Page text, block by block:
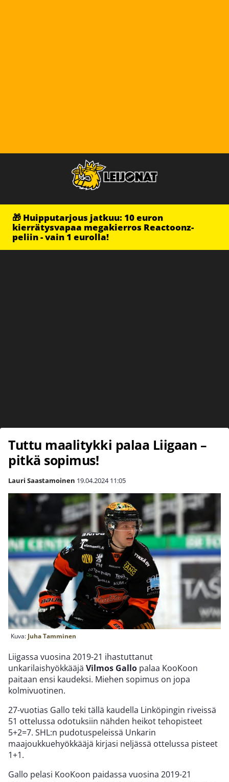
🎁 Huipputarjous jatkuu: 10 euron
kierrätysvapaa megakierros Reactoonz-
peliin - vain 1 eurolla!
Tuttu maalitykki palaa Liigaan –
pitkä sopimus!
Lauri Saastamoinen 19.04.2024 11:05
Kuva: Juha Tamminen
Liigassa vuosina 2019-21 ihastuttanut
unkarilaishyökkääjä Vilmos Gallo palaa KooKoon
paitaan ensi kaudeksi. Miehen sopimus on jopa
kolmivuotinen.
27-vuotias Gallo teki tällä kaudella Linköpingin riveissä
51 ottelussa odotuksiin nähden heikot tehopisteet
5+2=7. SHL:n pudotuspeleissä Unkarin
maajoukkuehyökkääjä kirjasi neljässä ottelussa pisteet
1+1.
Gallo pelasi KooKoon paidassa vuosina 2019-21